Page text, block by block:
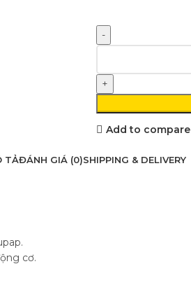
Add to compare
TẢĐÁNH GIÁ (0)SHIPPING & DELIVERY
cơ.